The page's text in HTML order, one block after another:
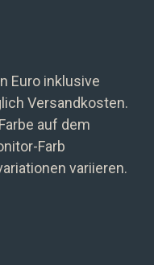
Euro inklusive
Versandkosten.
auf dem
Farb
variieren.